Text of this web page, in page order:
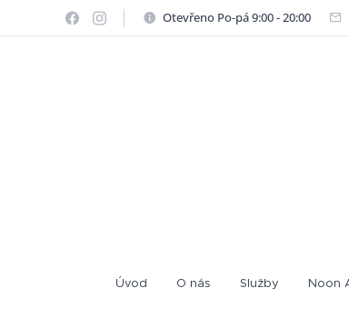
Otevřeno Po-pá 9:00 - 20:00
Úvod O nás Služby Noon